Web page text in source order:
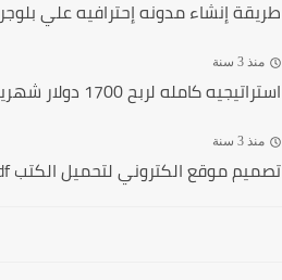
طريقة إنشاء مدونه إحترافيه علي بلوجر 2023 + تركيب افضل...
منذ 3 سنة
استراتيجيه كامله لربح 1700 دولار شهريا من التسويق بالعموله
منذ 3 سنة
تصميم موقع الكتروني لتحميل الكتب pdf المدفوعه مجانا